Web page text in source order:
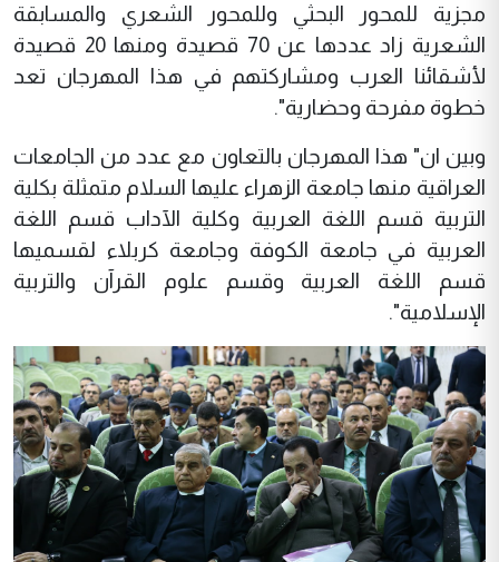
مجزية للمحور البحثي وللمحور الشعري والمسابقة
الشعرية زاد عددها عن 70 قصيدة ومنها 20 قصيدة
لأشقائنا العرب ومشاركتهم في هذا المهرجان تعد
خطوة مفرحة وحضارية".
وبين ان" هذا المهرجان بالتعاون مع عدد من الجامعات
العراقية منها جامعة الزهراء عليها السلام متمثلة بكلية
التربية قسم اللغة العربية وكلية الآداب قسم اللغة
العربية في جامعة الكوفة وجامعة كربلاء لقسميها
قسم اللغة العربية وقسم علوم القرآن والتربية
الإسلامية".